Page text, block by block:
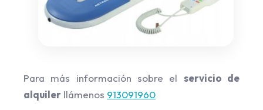
Para más información sobre el servicio de
alquiler llámenos 913091960